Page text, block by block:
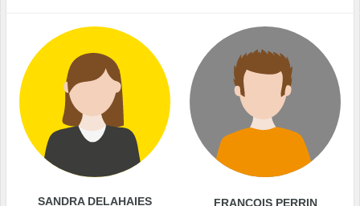
SANDRA DELAHAIES FRANCOIS PERRIN